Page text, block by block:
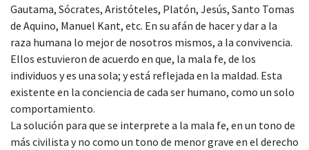
Gautama, Sócrates, Aristóteles, Platón, Jesús, Santo Tomas
de Aquino, Manuel Kant, etc. En su afán de hacer y dar a la
raza humana lo mejor de nosotros mismos, a la convivencia.
Ellos estuvieron de acuerdo en que, la mala fe, de los
individuos y es una sola; y está reflejada en la maldad. Esta
existente en la conciencia de cada ser humano, como un solo
comportamiento.
La solución para que se interprete a la mala fe, en un tono de
más civilista y no como un tono de menor grave en el derecho